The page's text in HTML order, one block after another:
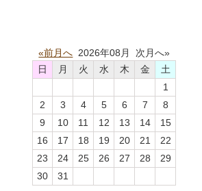
«前月へ 2026年08月 次月へ»
日
月 火 水 木 金
土
1
2
3 4 5 6 7
8
9
10 11 12 13 14
15
16
17 18 19 20 21
22
23
24 25 26 27 28
29
30
31